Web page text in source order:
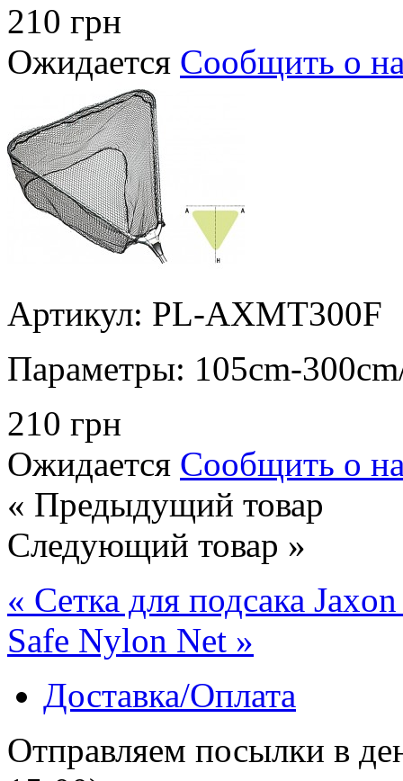
210 грн
Ожидается Сообщить о
Артикул: PL-AXMT300F
Параметры: 105cm-
210 грн
Ожидается Сообщить о
« Предыдущий товар
Следующий товар »
« Сетка для подсака
Safe Nylon Net »
Доставка/Оплата
Отправляем посылки в